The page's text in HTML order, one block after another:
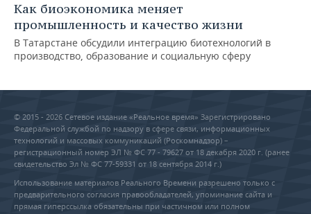
Как биоэкономика меняет
промышленность и качество жизни
В Татарстане обсудили интеграцию биотехнологий в
производство, образование и социальную сферу
© 2015 - 2026 Сетевое издание «Реальное время» Зарегистрировано
Федеральной службой по надзору в сфере связи, информационных
технологий и массовых коммуникаций (Роскомнадзор) –
регистрационный номер ЭЛ № ФС 77 - 79627 от 18 декабря 2020 г. (ранее
свидетельство Эл № ФС 77-59331 от 18 сентября 2014 г.)
Использование материалов Реального Времени разрешено только с
предварительного согласия правообладателей, упоминание сайта и
прямая гиперссылка обязательны при частичном или полном